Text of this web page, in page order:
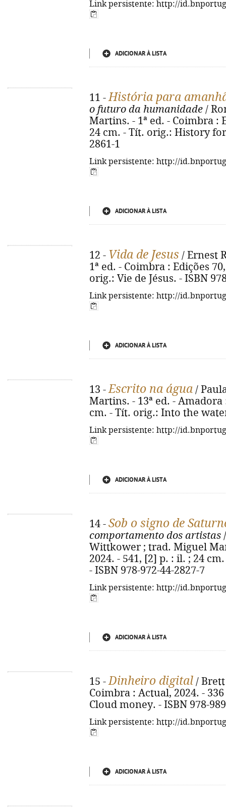
Link persistente: http://
ADICIONAR À LISTA
11 -História para
o futuro da humanidade /
Martins. - 1ª ed. - Coimbra :
24 cm. - Tít. orig.: History
2861-1
Link persistente: http://
ADICIONAR À LISTA
12 - Vida de Jesus / Ernest
1ª ed. - Coimbra : Edições
orig.: Vie de Jésus. - ISBN
Link persistente: http://
ADICIONAR À LISTA
13 -Escrito na água /
Martins. - 13ª ed. - Amadora
cm. - Tít. orig.: Into the
Link persistente: http://
ADICIONAR À LISTA
14 - Sob o signo de
comportamento dos artistas
Wittkower ; trad. Miguel
2024. - 541, [2] p. : il. ; 24
- ISBN 978-972-44-2827-7
Link persistente: http://
ADICIONAR À LISTA
15 -Dinheiro digital /
Coimbra : Actual, 2024. -
Cloud money. - ISBN 978-
Link persistente: http://
ADICIONAR À LISTA